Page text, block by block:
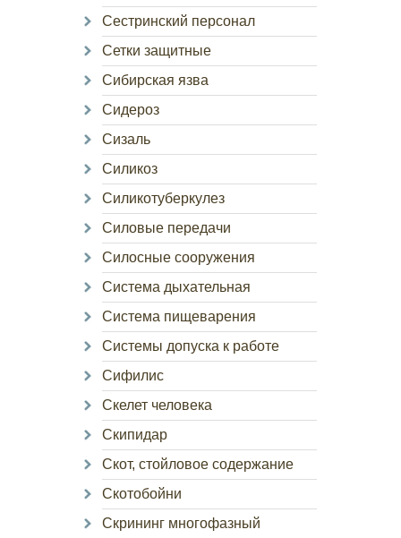
Сестринский персонал
Сетки защитные
Сибирская язва
Сидероз
Сизаль
Силикоз
Силикотуберкулез
Силовые передачи
Силосные сооружения
Система дыхательная
Система пищеварения
Системы допуска к работе
Сифилис
Скелет человека
Скипидар
Скот, стойловое содержание
Скотобойни
Скрининг многофазный